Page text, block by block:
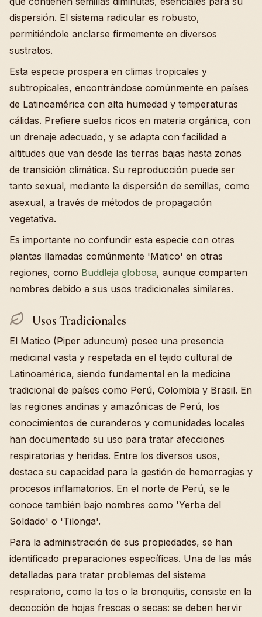
dispersión. El sistema radicular es robusto,
permitiéndole anclarse firmemente en diversos
sustratos.
Esta especie prospera en climas tropicales y
subtropicales, encontrándose comúnmente en países
de Latinoamérica con alta humedad y temperaturas
cálidas. Prefiere suelos ricos en materia orgánica, con
un drenaje adecuado, y se adapta con facilidad a
altitudes que van desde las tierras bajas hasta zonas
de transición climática. Su reproducción puede ser
tanto sexual, mediante la dispersión de semillas, como
asexual, a través de métodos de propagación
vegetativa.
Es importante no confundir esta especie con otras
plantas llamadas comúnmente 'Matico' en otras
regiones, como Buddleja globosa, aunque comparten
nombres debido a sus usos tradicionales similares.
Usos Tradicionales
El Matico (Piper aduncum) posee una presencia
medicinal vasta y respetada en el tejido cultural de
Latinoamérica, siendo fundamental en la medicina
tradicional de países como Perú, Colombia y Brasil. En
las regiones andinas y amazónicas de Perú, los
conocimientos de curanderos y comunidades locales
han documentado su uso para tratar afecciones
respiratorias y heridas. Entre los diversos usos,
destaca su capacidad para la gestión de hemorragias y
procesos inflamatorios. En el norte de Perú, se le
conoce también bajo nombres como 'Yerba del
Soldado' o 'Tilonga'.
Para la administración de sus propiedades, se han
identificado preparaciones específicas. Una de las más
detalladas para tratar problemas del sistema
respiratorio, como la tos o la bronquitis, consiste en la
decocción de hojas frescas o secas: se deben hervir